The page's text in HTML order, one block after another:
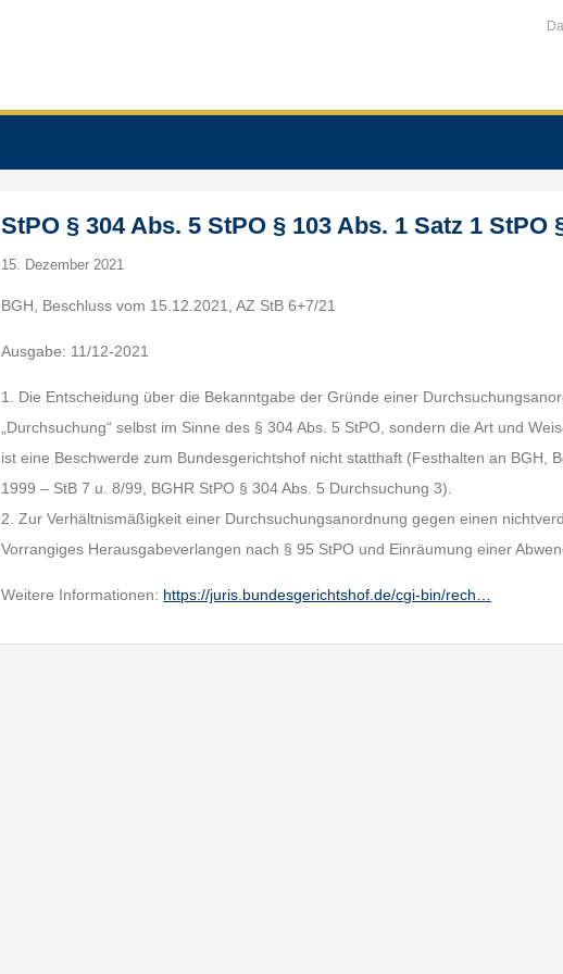
StPO § 304 Abs. 5 StPO § 103 Abs. 1 Satz 1 StPO
15. Dezember 2021
BGH, Beschluss vom 15.12.2021, AZ StB 6+7/21
Ausgabe: 11/12-2021
1. Die Entscheidung über die Bekanntgabe der Gründe einer
„Durchsuchung“ selbst im Sinne des § 304 Abs. 5 StPO, sondern die Art und
ist eine Beschwerde zum Bundesgerichtshof nicht statthaft (Festhalten an BGH,
1999 – StB 7 u. 8/99, BGHR StPO § 304 Abs. 5 Durchsuchung 3).
2. Zur Verhältnismäßigkeit einer Durchsuchungsanordnung gegen einen
Vorrangiges Herausgabeverlangen nach § 95 StPO und Einräumung einer
Weitere Informationen: https://juris.bundesgerichtshof.de/cgi-bin/rech…